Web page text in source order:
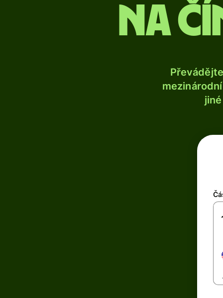
na